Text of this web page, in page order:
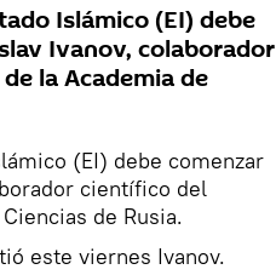
Islámico (EI) debe
Ivanov, colaborador
la Academia de
(EI) debe comenzar
científico del
de Rusia.
este viernes Ivanov.